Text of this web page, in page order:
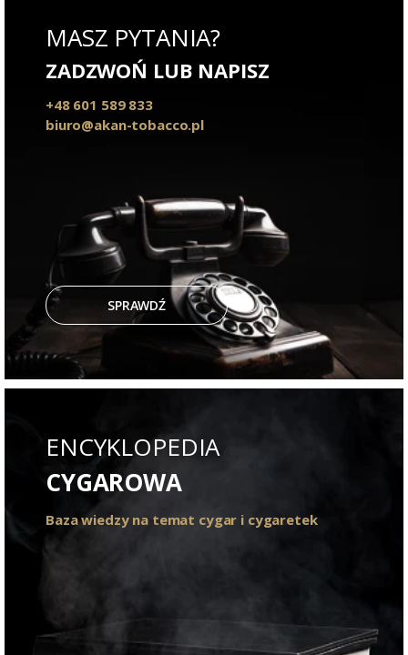
MASZ PYTANIA?
ZADZWOŃ LUB NAPISZ
+48 601 589 833
biuro@akan-tobacco.pl
SPRAWDŹ
ENCYKLOPEDIA
CYGAROWA
Baza wiedzy na temat cygar i cygaretek